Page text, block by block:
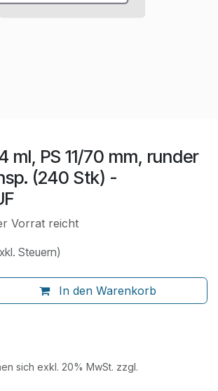
ml, PS 11/70 mm, runder
(240 Stk) -
Vorrat reicht
Steuern)
In den Warenkorb
sich exkl. 20% MwSt. zzgl.